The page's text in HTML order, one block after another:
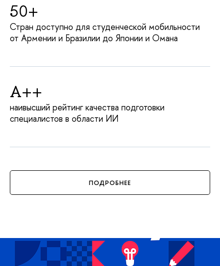
50+
Стран доступно для студенческой мобильности
от Армении и Бразилии до Японии и Омана
A++
наивысший рейтинг качества подготовки
специалистов в области ИИ
ПОДРОБНЕЕ